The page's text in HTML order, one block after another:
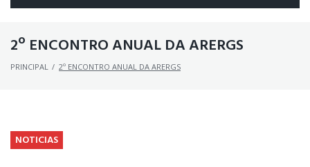
2º ENCONTRO ANUAL DA ARERGS
PRINCIPAL / 2º ENCONTRO ANUAL DA ARERGS
NOTICIAS